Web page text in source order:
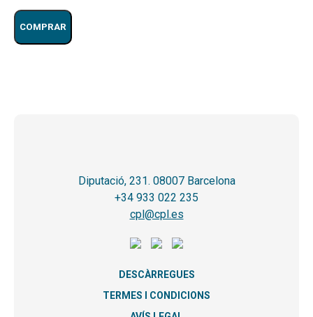
COMPRAR
Diputació, 231. 08007 Barcelona
+34 933 022 235
cpl@cpl.es
DESCÀRREGUES
TERMES I CONDICIONS